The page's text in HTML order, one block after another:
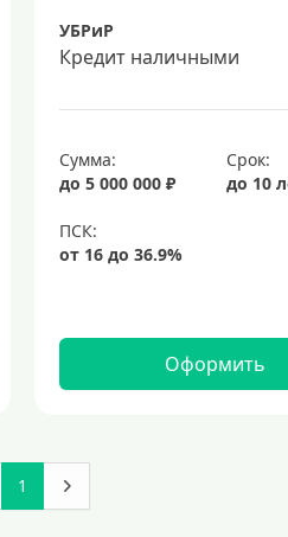
УБРиР
Кредит наличными
Сумма:
до 5 000 000 ₽
Срок:
до 10
Оформить
1